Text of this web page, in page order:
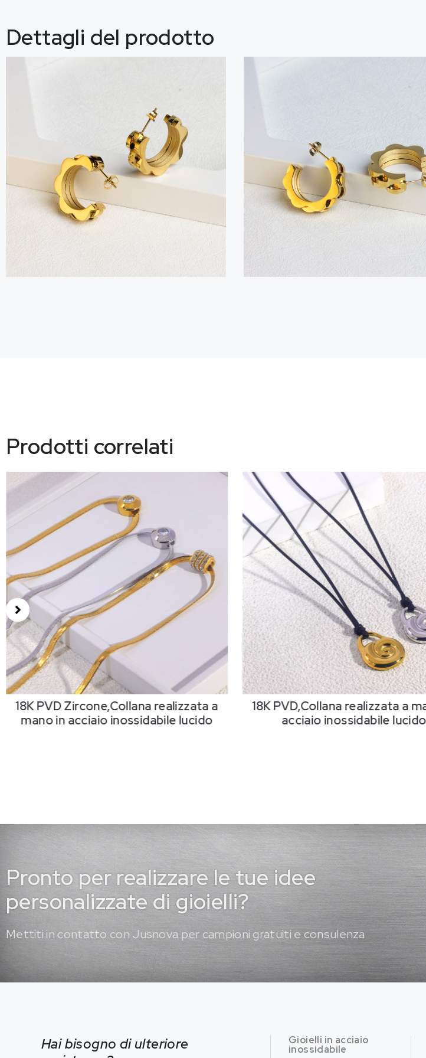
Dettagli del prodotto
Prodotti correlati
18K PVD Zircone,Collana realizzata a
mano in acciaio inossidabile lucido
18K PVD,Collana realizzata a
acciaio inossidabile lucido
Pronto per realizzare le tue idee
personalizzate di gioielli?
Mettiti in contatto con Jusnova per campioni gratuiti e consulenza
Hai bisogno di ulteriore
Gioielli in acciaio
inossidabile